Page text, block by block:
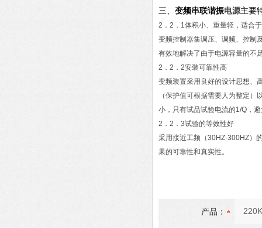
三、 变频串联谐振电源主要
2．2．1体积小、重量轻，适合
变频控制器集调压、调频、控制
有效地解决了由于电源容量的不
2．2．2安装可靠性高
变频装置采用良好的设计思想、
（保护值可根据需要人为整定
小，只有试品试验电流的1/Q，
2．2．3试验的等效性好
采用接近工频（30HZ-300HZ）
果的可靠性和真实性。
产品：